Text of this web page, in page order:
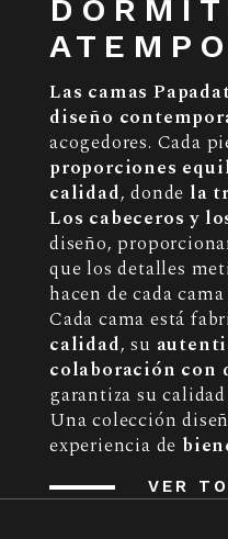
Las camas
diseño
acogedores. Cada
proporciones
calidad, donde la
Los cabeceros y
diseño,
que los detalles
hacen de cada
Cada cama está
calidad, su
colaboración con
garantiza su
Una colección
experiencia de
VER